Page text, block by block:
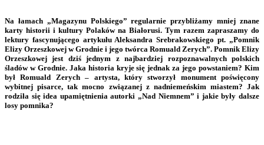
Na łamach „Magazynu Polskiego” regularnie przybliżamy mniej znane
karty historii i kultury Polaków na Białorusi. Tym razem zapraszamy do
lektury fascynującego artykułu Aleksandra Srebrakowskiego pt. „Pomnik
Elizy Orzeszkowej w Grodnie i jego twórca Romuald Zerych”. Pomnik Elizy
Orzeszkowej jest dziś jednym z najbardziej rozpoznawalnych polskich
śladów w Grodnie. Jaka historia kryje się jednak za jego powstaniem? Kim
był Romuald Zerych – artysta, który stworzył monument poświęcony
wybitnej pisarce, tak mocno związanej z nadniemeńskim miastem? Jak
rodziła się idea upamiętnienia autorki „Nad Niemnem” i jakie były dalsze
losy pomnika?